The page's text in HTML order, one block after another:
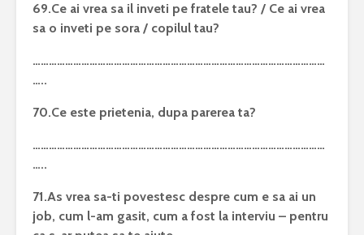
69.Ce ai vrea sa il inveti pe fratele tau? / Ce ai vrea
sa o inveti pe sora / copilul tau?
………………………………………………………………………………………………
…..
70.Ce este prietenia, dupa parerea ta?
………………………………………………………………………………………………
…..
71.As vrea sa-ti povestesc despre cum e sa ai un
job, cum l-am gasit, cum a fost la interviu – pentru